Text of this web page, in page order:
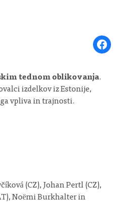
Share on
tednom oblikovanja.
izdelkov iz Estonije,
vpliva in trajnosti.
(CZ), Johan Pertl (CZ),
Noëmi Burkhalter in